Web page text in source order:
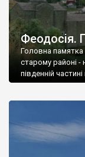
Феодосія.
Головна памятка
старому районі -
південній частині